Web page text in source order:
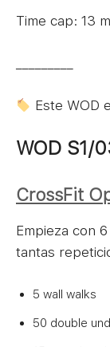
Time cap: 13
Este WOD
WOD S1/
CrossFit
Empieza con
tantas
5 wall walks
50 double